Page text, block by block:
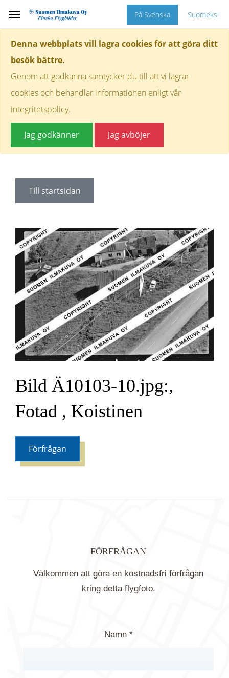
Denna webbplats vill lagra cookies för att göra ditt
besök bättre.
Genom att godkänna samtycker du till att vi lagrar
cookies och behandlar informationen enligt vår
integritetspolicy.
Jag godkänner Jag avböjer
På Svenska Suomeksi
Till startsidan
Bild Ä10103-10.jpg:,
Fotad , Koistinen
Förfrågan
FÖRFRÅGAN
Välkommen att göra en kostnadsfri förfrågan
kring detta flygfoto.
Namn *